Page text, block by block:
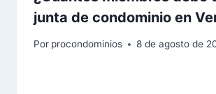
junta de condominio en
Por procondominios 8 de agosto de